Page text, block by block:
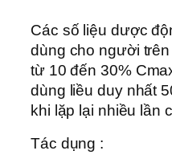
Các số liệu dược
dùng cho người
từ 10 đến 30%
dùng liều duy nhất
khi lặp lại nhiều lần
Tác dụng :